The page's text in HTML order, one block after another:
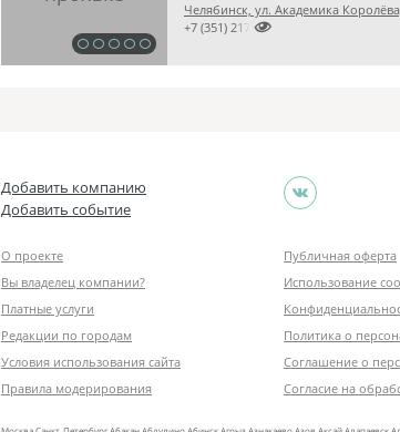
Челябинск, ул. Академика

+7 (351) 2174165
Добавить компанию
Добавить событие
О проекте
Вы владелец компании?
Платные услуги
Редакции по городам
Условия использования сайта
Правила модерирования
Публичная оферта
Использование
Политика о
Соглашение о
Согласие на